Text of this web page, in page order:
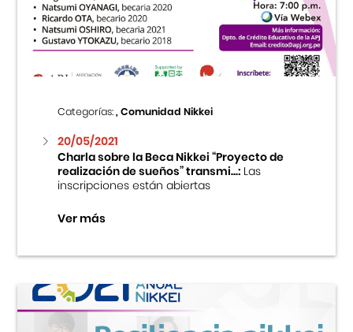
Centro Cultural Peruano Japonés
Cursos
Museo de la Inmigración Japonesa
Fondo Editorial
Teatro Peruano Japonés
Categorías:, Comunidad Nikkei
20/05/2021
Charla sobre la Beca Nikkei “Proyecto de
realización de sueños” transmi...:Las
inscripciones están abiertas
Ver más